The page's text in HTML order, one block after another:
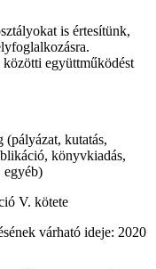
is értesítünk,
együttműködést
(pályázat, kutatás,
könyvkiadás,
egyéb)
V. kötete
várható ideje: 2020